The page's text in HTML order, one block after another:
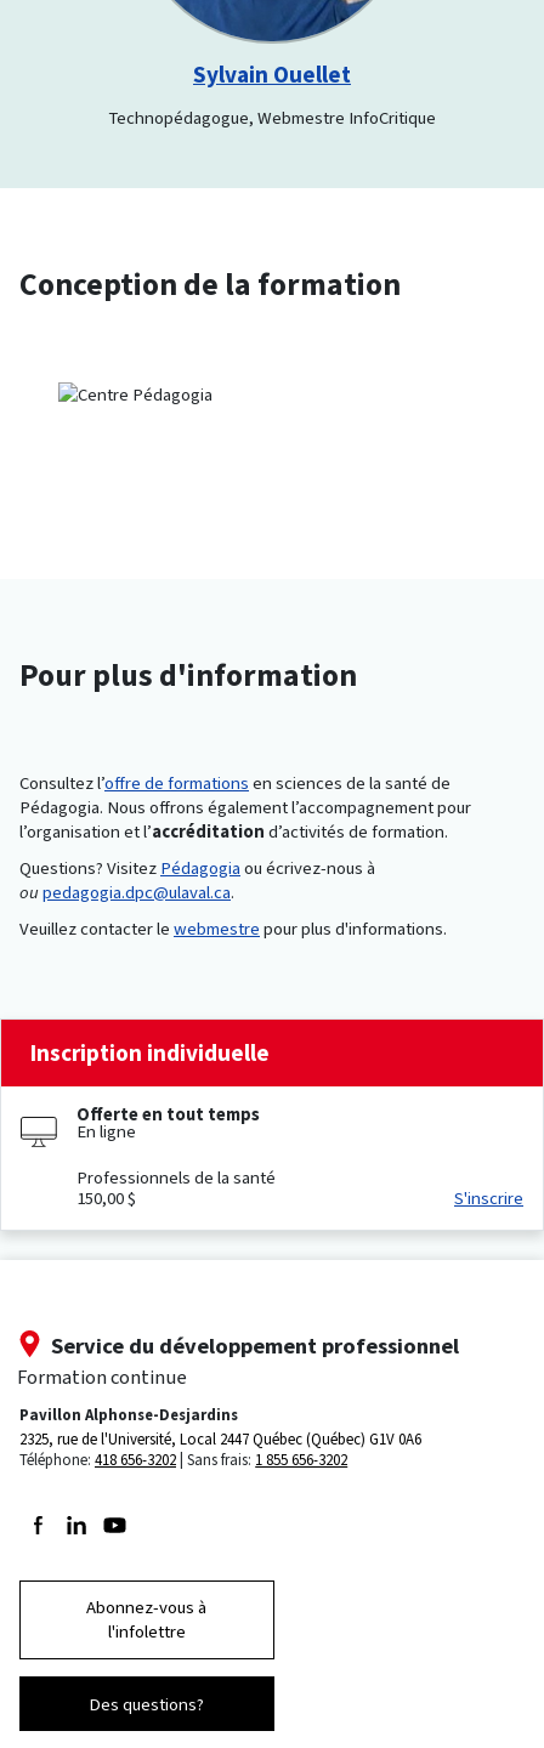
Sylvain Ouellet
Technopédagogue, Webmestre InfoCritique
Conception de la formation
Pour plus d'information
Consultez l’offre de formations en sciences de la santé de
Pédagogia. Nous offrons également l’accompagnement pour
l’organisation et l’accréditation d’activités de formation.
Questions? Visitez Pédagogia ou écrivez-nous à
oupedagogia.dpc@ulaval.ca.
Veuillez contacter le webmestre pour plus d'informations.
Inscription individuelle
Offerte en tout temps
En ligne
Professionnels de la santé
150,00 $
S'inscrire
Service du développement professionnel
Formation continue
Pavillon Alphonse-Desjardins
2325, rue de l'Université, Local 2447Québec (Québec) G1V 0A6
Téléphone: 418 656-3202 Sans frais: 1 855 656-3202
Suivez-nous sur Facebook
Suivez-nous sur LinkedIn
Suivez-nous sur Youtube
Abonnez-vous à
l'infolettre
Des questions?